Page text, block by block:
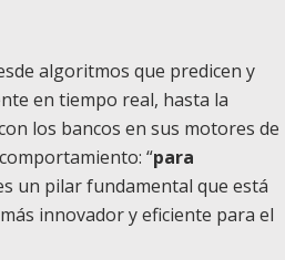
algoritmos que predicen y
en tiempo real, hasta la
los bancos en sus motores de
“para
un pilar fundamental que está
innovador y eficiente para el